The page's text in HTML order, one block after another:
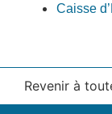
Caisse
Revenir à